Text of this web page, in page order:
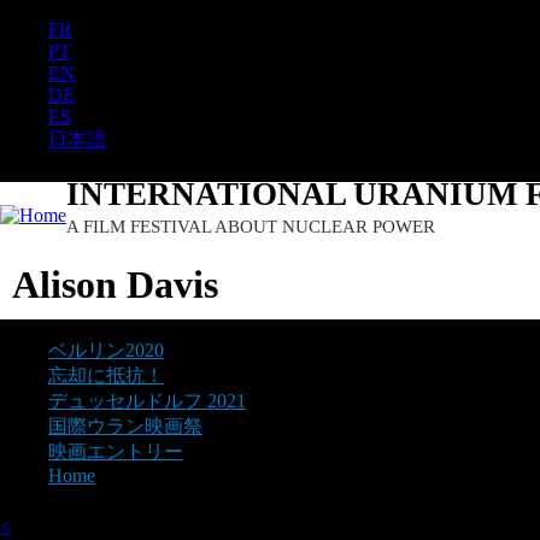
FR
PT
EN
DE
ES
日本語
INTERNATIONAL URANIUM
A FILM FESTIVAL ABOUT NUCLEAR POWER
Alison Davis
ベルリン2020
忘却に抵抗！
デュッセルドルフ 2021
国際ウラン映画祭
映画エントリー
Home
<